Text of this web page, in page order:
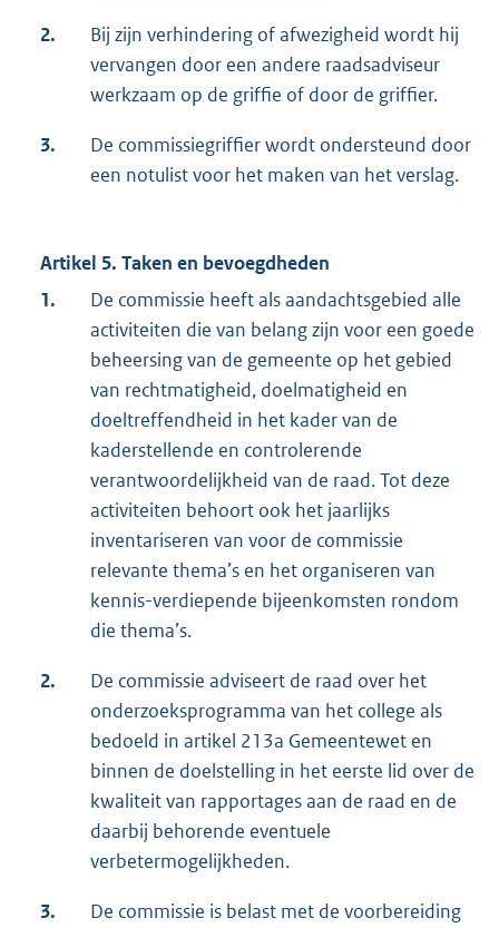
2.
Bij zijn verhindering of afwezigheid wordt hij
vervangen door een andere raadsadviseur
werkzaam op de griffie of door de griffier.
3.
De commissiegriffier wordt ondersteund door
een notulist voor het maken van het verslag.
Artikel 5. Taken en bevoegdheden
1.
De commissie heeft als aandachtsgebied alle
activiteiten die van belang zijn voor een goede
beheersing van de gemeente op het gebied
van rechtmatigheid, doelmatigheid en
doeltreffendheid in het kader van de
kaderstellende en controlerende
verantwoordelijkheid van de raad. Tot deze
activiteiten behoort ook het jaarlijks
inventariseren van voor de commissie
relevante thema’s en het organiseren van
kennis-verdiepende bijeenkomsten rondom
die thema’s.
2.
De commissie adviseert de raad over het
onderzoeksprogramma van het college als
bedoeld in artikel 213a Gemeentewet en
binnen de doelstelling in het eerste lid over de
kwaliteit van rapportages aan de raad en de
daarbij behorende eventuele
verbetermogelijkheden.
3.
De commissie is belast met de voorbereiding